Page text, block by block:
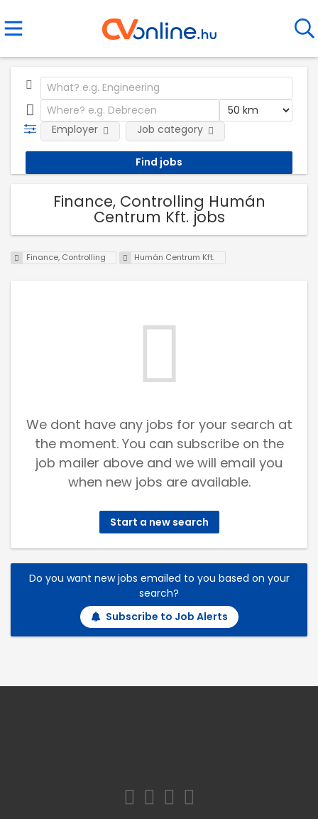
Employer Job category
Finance, Controlling Humán
Centrum Kft. jobs
Finance, Controlling Humán Centrum Kft.
We dont have any jobs for your search at
the moment. You can subscribe on the
job mailer above and we will email you
when new jobs are available.
Start a new search
Do you want new jobs emailed to you based on your
search?
Subscribe to Job Alerts